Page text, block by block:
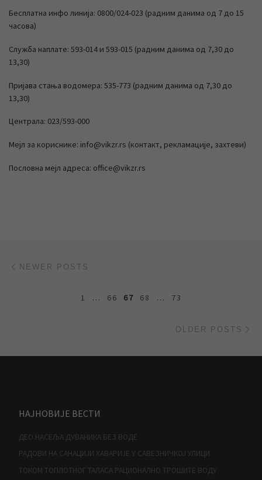
Бесплатна инфо линија: 0800/024-023 (радним данима од 7 до 15
часова)
Служба наплате: 593-014 и 593-015 (радним данима од 7,30 до
13,30)
Пријава стања водомера: 535-773 (радним данима од 7,30 до
13,30)
Централа: 023/593-000
Мејл за кориснике: info@vikzr.rs (контакт, рекламације, захтеви)
Пословна мејл адреса: office@vikzr.rs
Posts navigation
NEWER POSTS
1 … 66 67 68 … 73
OLDER POSTS
НАЈНОВИЈЕ ВЕСТИ
ДЕО НАСЕЉА ДУВАНИКА БЕЗ ВОДЕ
РАДОВИ НА САНАЦИЈИ ХАВАРИЈЕ У САВЕЗНИЧКОЈ УЛИЦИ
ТОКОМ ТОПЛОТНОГ ТАЛАСА РАЦИОНАЛНО ТРОШИТЕ ВОДУ